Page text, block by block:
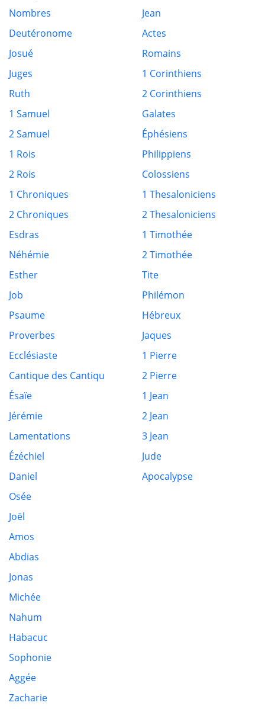
Nombres
Deutéronome
Josué
Juges
Ruth
1 Samuel
2 Samuel
1 Rois
2 Rois
1 Chroniques
2 Chroniques
Esdras
Néhémie
Esther
Job
Psaume
Proverbes
Ecclésiaste
Cantique des Cantiqu
Ésaïe
Jérémie
Lamentations
Ézéchiel
Daniel
Osée
Joël
Amos
Abdias
Jonas
Michée
Nahum
Habacuc
Sophonie
Aggée
Zacharie
Jean
Actes
Romains
1 Corinthiens
2 Corinthiens
Galates
Éphésiens
Philippiens
Colossiens
1 Thesaloniciens
2 Thesaloniciens
1 Timothée
2 Timothée
Tite
Philémon
Hébreux
Jaques
1 Pierre
2 Pierre
1 Jean
2 Jean
3 Jean
Jude
Apocalypse